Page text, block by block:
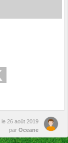
le 26 août 2019
par Oceane